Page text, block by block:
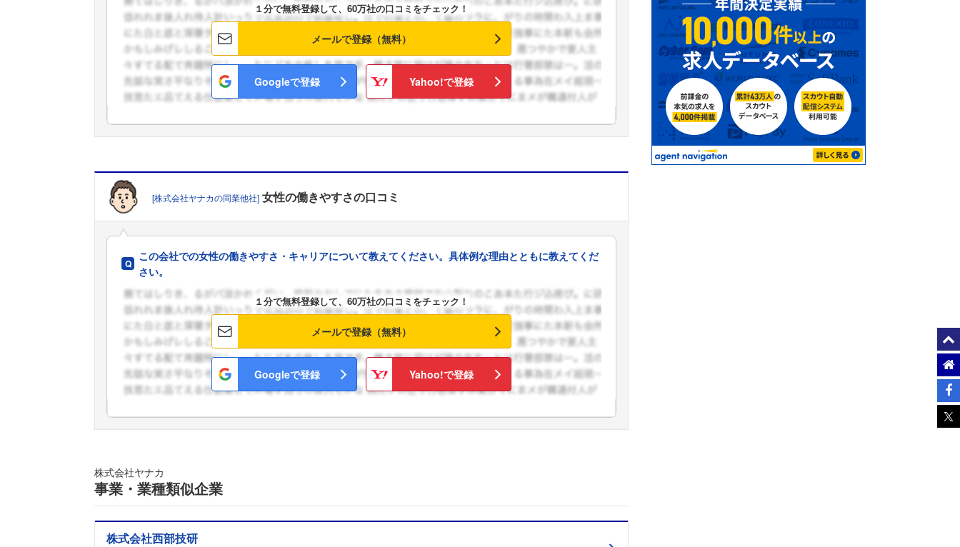
フォローしました
こちらの企業もフォローしませんか？
１分で無料登録して、60万社の口コミをチェック！
メールで登録（無料）
Googleで登録 Yahoo!で登録
[株式会社ヤナカの同業他社] 女性の働きやすさの口コミ
この会社での女性の働きやすさ・キャリアについて教えてください。具体例な理由とともに教えてくだ
さい。
１分で無料登録して、60万社の口コミをチェック！
メールで登録（無料）
Googleで登録 Yahoo!で登録
株式会社ヤナカ
事業・業種類似企業
株式会社西部技研